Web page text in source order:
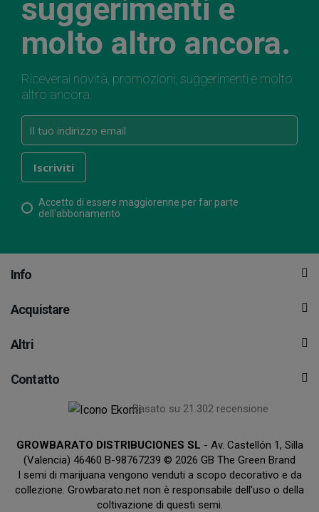
suggerimenti e
molto altro ancora.
Riceverai novità, promozioni, suggerimenti e molto
altro ancora.
Accetto di essere maggiorenne per far parte
dell'abbonamento
Info
Acquistare
Altri
Contatto
Basato su 21.302 recensione
GROWBARATO DISTRIBUCIONES SL - Av. Castellón 1, Silla
(Valencia) 46460 B-98767239 © 2026 GB The Green Brand
I semi di marijuana vengono venduti a scopo decorativo e da
collezione. Growbarato.net non è responsabile dell'uso o della
coltivazione di questi semi.